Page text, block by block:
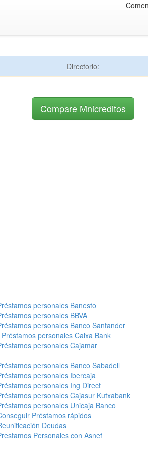
Directorio:
Compare Mnicreditos
personales Banesto
personales BBVA
personales Banco Santander
Préstamos personales Caixa Bank
personales Cajamar
personales Banco Sabadell
personales Ibercaja
personales Ing Direct
personales Cajasur Kutxabank
personales Unicaja Banco
Préstamos rápidos
Deudas
Personales con Asnef